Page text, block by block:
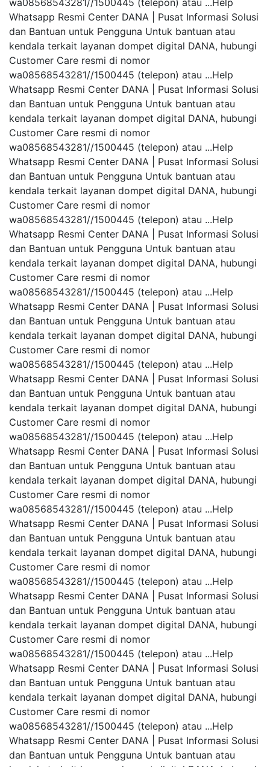
wa08568543281//1500445 (telepon) atau ...Help
Whatsapp Resmi Center DANA | Pusat Informasi Solusi
dan Bantuan untuk Pengguna Untuk bantuan atau
kendala terkait layanan dompet digital DANA, hubungi
Customer Care resmi di nomor
wa08568543281//1500445 (telepon) atau ...Help
Whatsapp Resmi Center DANA | Pusat Informasi Solusi
dan Bantuan untuk Pengguna Untuk bantuan atau
kendala terkait layanan dompet digital DANA, hubungi
Customer Care resmi di nomor
wa08568543281//1500445 (telepon) atau ...Help
Whatsapp Resmi Center DANA | Pusat Informasi Solusi
dan Bantuan untuk Pengguna Untuk bantuan atau
kendala terkait layanan dompet digital DANA, hubungi
Customer Care resmi di nomor
wa08568543281//1500445 (telepon) atau ...Help
Whatsapp Resmi Center DANA | Pusat Informasi Solusi
dan Bantuan untuk Pengguna Untuk bantuan atau
kendala terkait layanan dompet digital DANA, hubungi
Customer Care resmi di nomor
wa08568543281//1500445 (telepon) atau ...Help
Whatsapp Resmi Center DANA | Pusat Informasi Solusi
dan Bantuan untuk Pengguna Untuk bantuan atau
kendala terkait layanan dompet digital DANA, hubungi
Customer Care resmi di nomor
wa08568543281//1500445 (telepon) atau ...Help
Whatsapp Resmi Center DANA | Pusat Informasi Solusi
dan Bantuan untuk Pengguna Untuk bantuan atau
kendala terkait layanan dompet digital DANA, hubungi
Customer Care resmi di nomor
wa08568543281//1500445 (telepon) atau ...Help
Whatsapp Resmi Center DANA | Pusat Informasi Solusi
dan Bantuan untuk Pengguna Untuk bantuan atau
kendala terkait layanan dompet digital DANA, hubungi
Customer Care resmi di nomor
wa08568543281//1500445 (telepon) atau ...Help
Whatsapp Resmi Center DANA | Pusat Informasi Solusi
dan Bantuan untuk Pengguna Untuk bantuan atau
kendala terkait layanan dompet digital DANA, hubungi
Customer Care resmi di nomor
wa08568543281//1500445 (telepon) atau ...Help
Whatsapp Resmi Center DANA | Pusat Informasi Solusi
dan Bantuan untuk Pengguna Untuk bantuan atau
kendala terkait layanan dompet digital DANA, hubungi
Customer Care resmi di nomor
wa08568543281//1500445 (telepon) atau ...Help
Whatsapp Resmi Center DANA | Pusat Informasi Solusi
dan Bantuan untuk Pengguna Untuk bantuan atau
kendala terkait layanan dompet digital DANA, hubungi
Customer Care resmi di nomor
wa08568543281//1500445 (telepon) atau ...Help
Whatsapp Resmi Center DANA | Pusat Informasi Solusi
dan Bantuan untuk Pengguna Untuk bantuan atau